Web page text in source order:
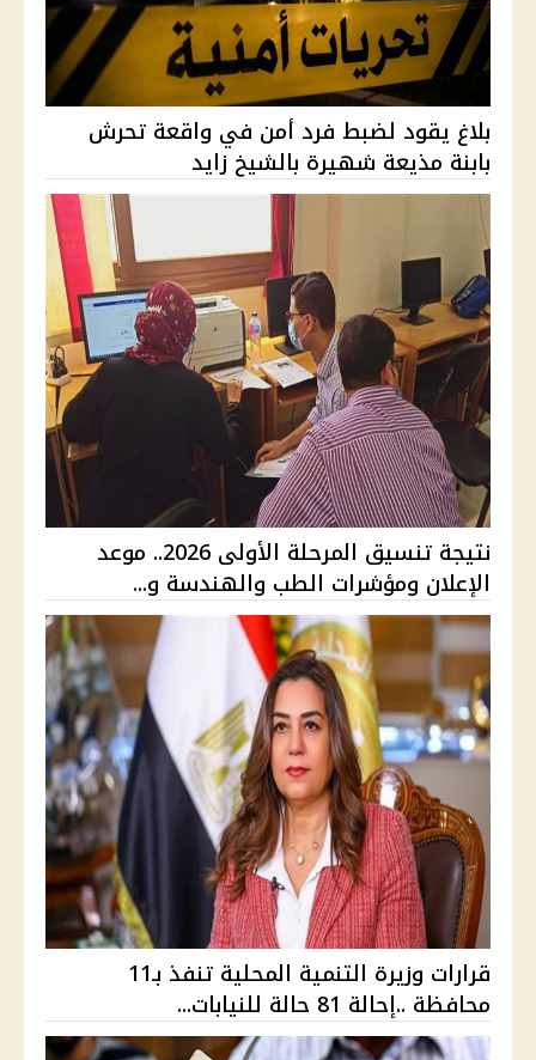
بلاغ يقود لضبط فرد أمن في واقعة تحرش
بابنة مذيعة شهيرة بالشيخ زايد
نتيجة تنسيق المرحلة الأولى 2026.. موعد
الإعلان ومؤشرات الطب والهندسة و...
قرارات وزيرة التنمية المحلية تنفذ بـ11
محافظة ..إحالة 81 حالة للنيابات...